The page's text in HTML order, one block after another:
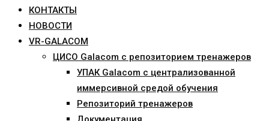
КОНТАКТЫ
НОВОСТИ
VR-GALACOM
ЦИСО Galacom с репозиторием тренажеров
УПАК Galacom с централизованной
иммерсивной средой обучения
Репозиторий тренажеров